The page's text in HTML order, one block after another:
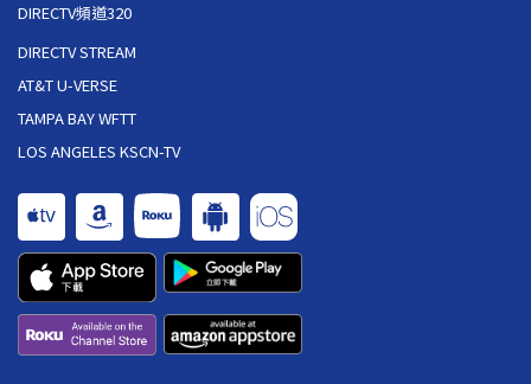
DIRECTV頻道320
DIRECTV STREAM
AT&T U-VERSE
TAMPA BAY WFTT
LOS ANGELES KSCN-TV